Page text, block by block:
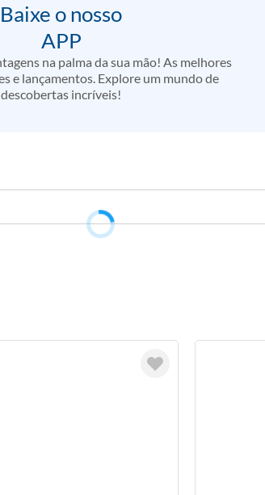
Baixe o nosso
APP
na palma da sua mão! As melhores
e lançamentos. Explore um mundo de
descobertas incríveis!